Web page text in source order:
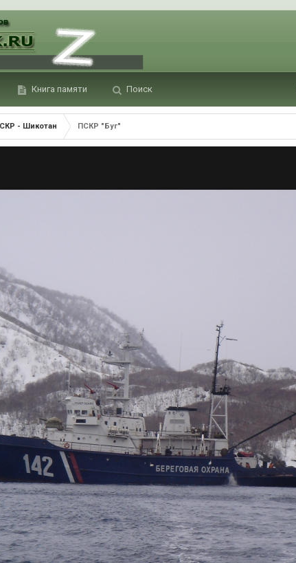
Книга памяти Поиск
- Шикотан ПСКР "Буг"